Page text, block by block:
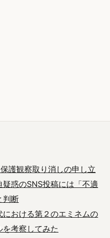
護観察取り消しの申し立
惑のSNS投稿には「不適
判断
おける第２のエミネムの
考察してみた